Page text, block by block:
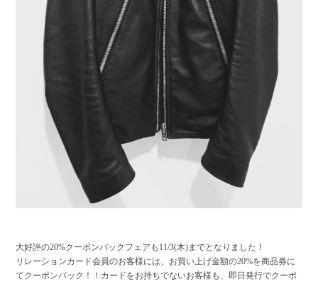
大好評の20%クーポンバックフェアも11/3(木)までとなりました！
リレーションカード会員のお客様には、お買い上げ金額の20%を商品券に
てクーポンバック！！カードをお持ちでないお客様も、即日発行でクーポ